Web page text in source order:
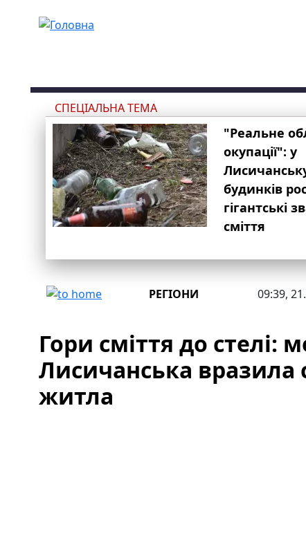
СПЕЦІАЛЬНА ТЕМА
"Реальне
окупації": у
будинків
гігантські
сміття
РЕГІОНИ 09:39,
Гори сміття до стелі:
Лисичанська вразила
житла